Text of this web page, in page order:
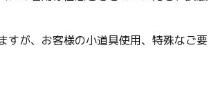
すが、お客様の小道具使用、特殊なご要